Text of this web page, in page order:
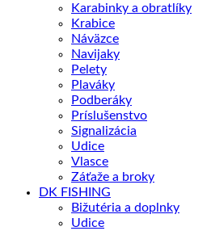
Karabinky a obratlíky
Krabice
Náväzce
Navijaky
Pelety
Plaváky
Podberáky
Príslušenstvo
Signalizácia
Udice
Vlasce
Záťaže a broky
DK FISHING
Bižutéria a doplnky
Udice